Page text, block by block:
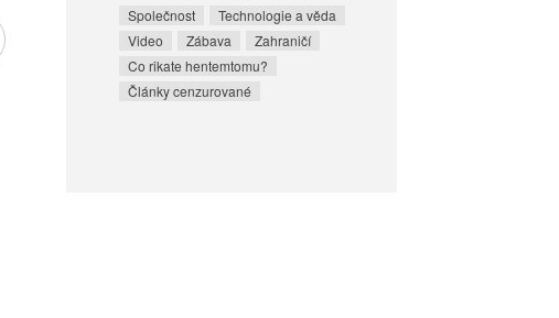
Společnost
Technologie a věda
Video
Zábava
Zahraničí
Co rikate hentemtomu?
Články cenzurované